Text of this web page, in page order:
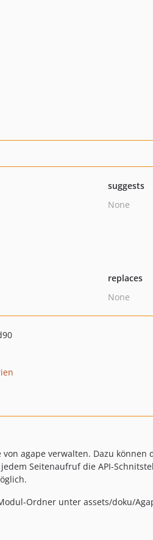
suggests
None
replaces
None
agape verwalten. Dazu
Seitenaufruf die API-
Ordner unter assets/doku/